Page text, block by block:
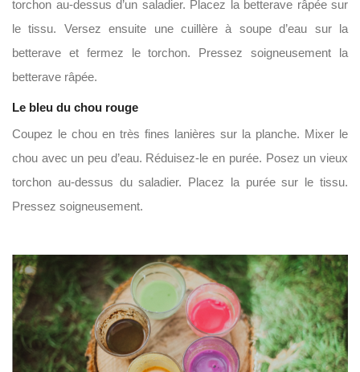
torchon au-dessus d’un saladier. Placez la betterave râpée sur
le tissu. Versez ensuite une cuillère à soupe d’eau sur la
betterave et fermez le torchon. Pressez soigneusement la
betterave râpée.
Le bleu du chou rouge
Coupez le chou en très fines lanières sur la planche. Mixer le
chou avec un peu d’eau. Réduisez-le en purée. Posez un vieux
torchon au-dessus du saladier. Placez la purée sur le tissu.
Pressez soigneusement.